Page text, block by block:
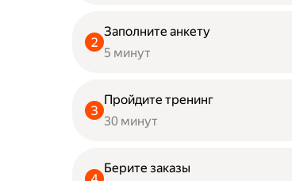
Заполните анкету
5 минут
Пройдите тренинг
30 минут
Берите заказы